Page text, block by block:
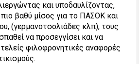
και υποδαυλίζοντας,
πιο βαθύ μίσος για το ΠΑΣΟΚ και
(γερμανοτσολιάδες κλπ), τους
να προσεγγίσει και να
φιλοφρονητικές αναφορές